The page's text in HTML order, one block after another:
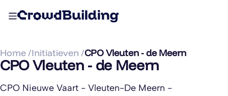
Home /Initiatieven /CPO Vleuten - de Meern
CPO Vleuten - de Meern
CPO Nieuwe Vaart - Vleuten-De Meern -